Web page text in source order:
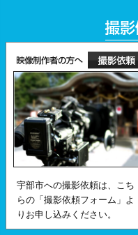
宇部市への撮影依頼は、こち
らの「撮影依頼フォーム」よ
りお申し込みください。